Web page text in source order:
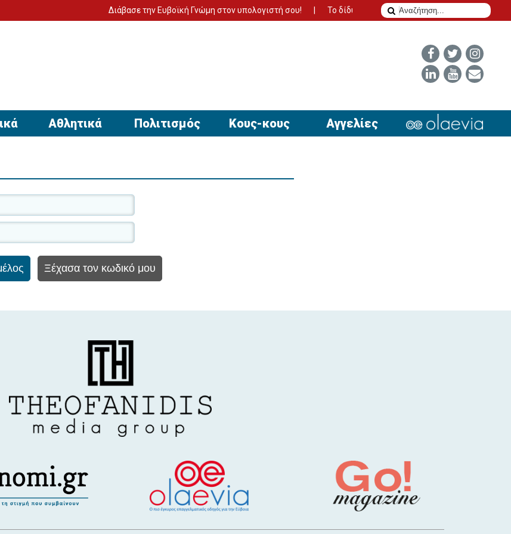
Διάβασε την Ευβοϊκή Γνώμη στον υπολογιστή σου! Το δίδυμο της επιτυχίας για να έχει απήχηση η
Αθλητικά Πολιτισμός Κους-κους Αγγελίες